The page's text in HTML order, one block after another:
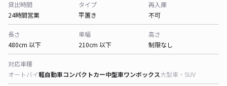
貸出時間
24時間営業
タイプ
平置き
再入庫
不可
長さ
480cm 以下
車幅
210cm 以下
高さ
制限なし
対応車種
オートバイ軽自動車コンパクトカー中型車ワンボックス大型車・SUV